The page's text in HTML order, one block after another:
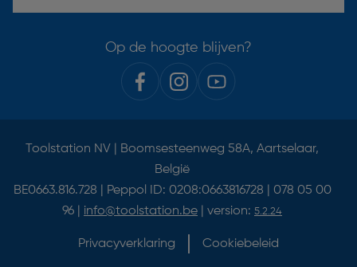
Op de hoogte blijven?
Toolstation NV | Boomsesteenweg 58A, Aartselaar,
België
BE0663.816.728 | Peppol ID: 0208:0663816728 | 078 05 00
96 | info@toolstation.be | version: 5.2.24
Privacyverklaring Cookiebeleid